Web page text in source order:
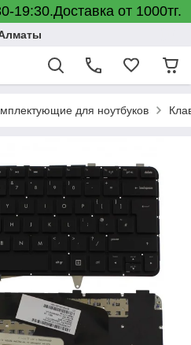
19:30.Доставка от 1000тг.
для ноутбуков